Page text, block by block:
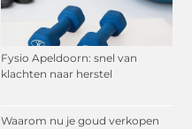
Fysio Apeldoorn: snel van
klachten naar herstel
Waarom nu je goud verkopen